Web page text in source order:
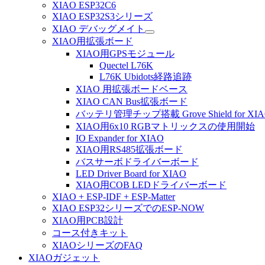
XIAO ESP32C6
XIAO ESP32S3シリーズ
XIAO デバッグメイト
XIAO用拡張ボード
XIAO用GPSモジュール
Quectel L76K
L76K Ubidots経路追跡
XIAO 用拡張ボードベース
XIAO CAN Bus拡張ボード
バッテリ管理チップ搭載 Grove Shield for
XIAO用6x10 RGBマトリックスの使用開始
IO Expander for XIAO
XIAO用RS485拡張ボード
バスサーボドライバーボード
LED Driver Board for XIAO
XIAO用COB LEDドライバーボード
XIAO + ESP-IDF + ESP-Matter
XIAO ESP32シリーズでのESP-NOW
XIAO用PCB設計
コース付きキット
XIAOシリーズのFAQ
XIAOガジェット